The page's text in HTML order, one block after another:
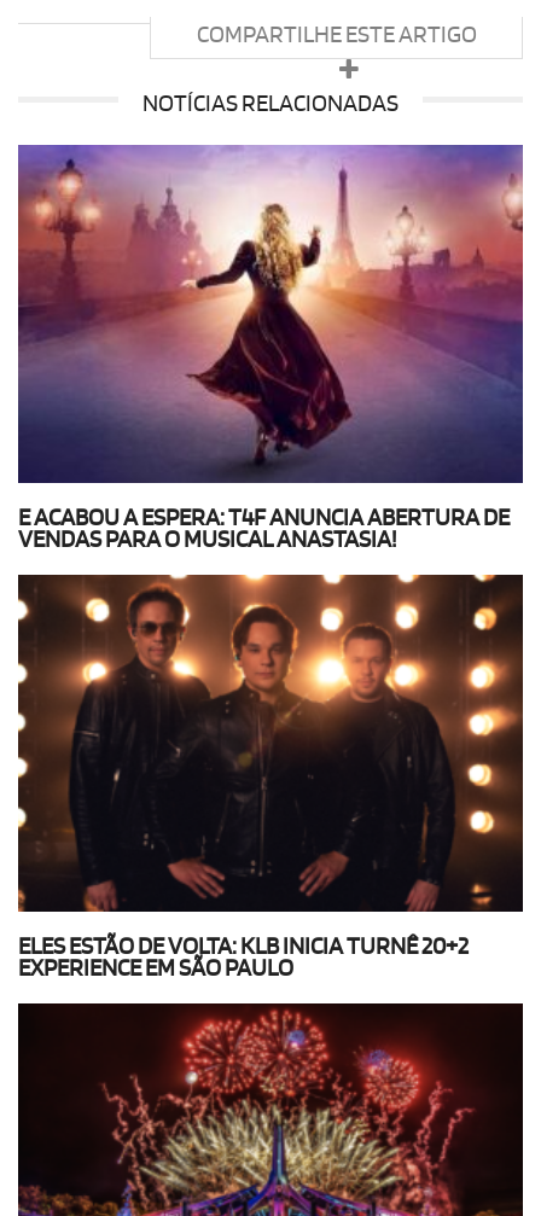
COMPARTILHE ESTE ARTIGO
NOTÍCIAS RELACIONADAS
E ACABOU A ESPERA: T4F ANUNCIA ABERTURA DE
VENDAS PARA O MUSICAL ANASTASIA!
ELES ESTÃO DE VOLTA: KLB INICIA TURNÊ 20+2
EXPERIENCE EM SÃO PAULO